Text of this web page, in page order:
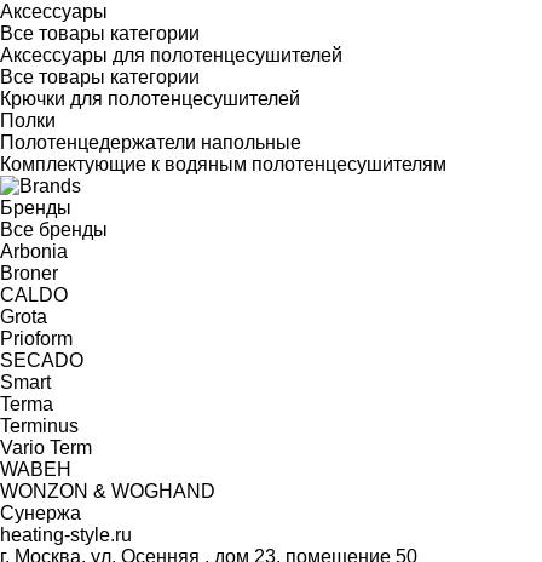
Аксессуары
Все товары категории
Аксессуары для полотенцесушителей
Все товары категории
Крючки для полотенцесушителей
Полки
Полотенцедержатели напольные
Комплектующие к водяным полотенцесушителям
Бренды
Все бренды
Arbonia
Broner
CALDO
Grota
Prioform
SECADO
Smart
Terma
Terminus
Vario Term
WABEH
WONZON & WOGHAND
Сунержа
heating-style.ru
г. Москва, ул. Осенняя , дом 23, помещение 50